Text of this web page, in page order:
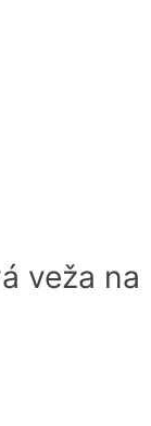
veža na